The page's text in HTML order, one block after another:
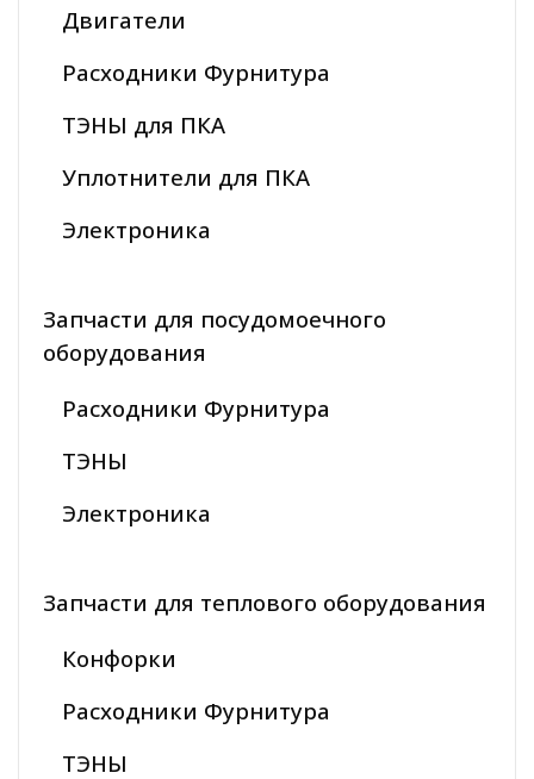
Двигатели
Расходники Фурнитура
ТЭНЫ для ПКА
Уплотнители для ПКА
Электроника
Запчасти для посудомоечного
оборудования
Расходники Фурнитура
ТЭНЫ
Электроника
Запчасти для теплового оборудования
Конфорки
Расходники Фурнитура
ТЭНЫ